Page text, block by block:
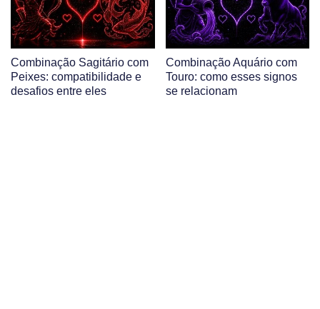
Combinação Sagitário com
Peixes: compatibilidade e
desafios entre eles
Combinação Aquário com
Touro: como esses signos
se relacionam